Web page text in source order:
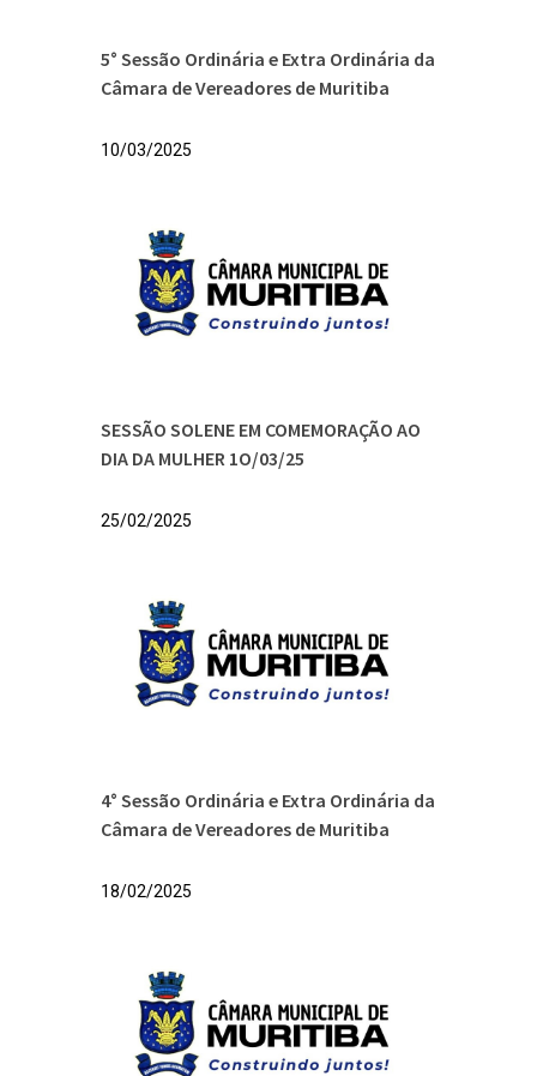
5° Sessão Ordinária e Extra Ordinária da
Câmara de Vereadores de Muritiba
10/03/2025
SESSÃO SOLENE EM COMEMORAÇÃO AO
DIA DA MULHER 1O/03/25
25/02/2025
4° Sessão Ordinária e Extra Ordinária da
Câmara de Vereadores de Muritiba
18/02/2025